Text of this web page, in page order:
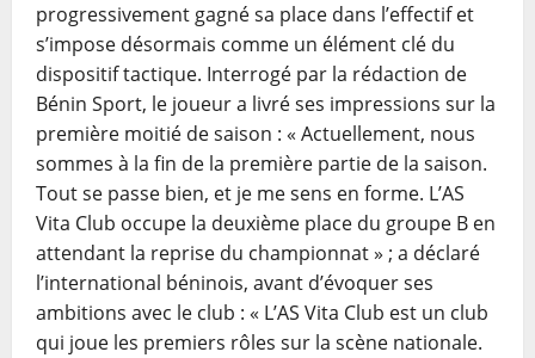
progressivement gagné sa place dans l’effectif et
s’impose désormais comme un élément clé du
dispositif tactique. Interrogé par la rédaction de
Bénin Sport, le joueur a livré ses impressions sur la
première moitié de saison : « Actuellement, nous
sommes à la fin de la première partie de la saison.
Tout se passe bien, et je me sens en forme. L’AS
Vita Club occupe la deuxième place du groupe B en
attendant la reprise du championnat » ; a déclaré
l’international béninois, avant d’évoquer ses
ambitions avec le club : « L’AS Vita Club est un club
qui joue les premiers rôles sur la scène nationale.